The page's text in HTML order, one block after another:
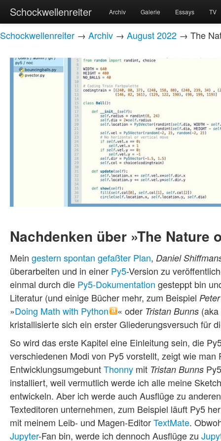
Schockwellenreiter Archiv Galerie Essays TV
Schockwellenreiter → Archiv → August 2022 → The
Nachdenken über »The
Mein gestern spontan gefaßter Plan, Daniel
überarbeiten und in einer Py5-Version zu
einmal durch die Py5-Dokumentation gesteppt bin
Literatur (und einige Bücher mehr, zum Beispiel
»Doing Math with Python « oder Tristan Bunns (aka
kristallisierte sich ein erster Gliederungsversuch für
So wird das erste Kapitel eine Einleitung sein, die
verschiedenen Modi von Py5 vorstellt, zeigt wie man
EntwicklungsumgebuntThonny mit Tristan Bunns
installiert, weil vermutlich werde ich alle meine
entwickeln. Aber ich werde auch Ausflüge zu anderen
Texteditoren unternehmen, zum Beispiel läuft Py5
mit meinem Leib- und Magen-EditorTextMate.
Jupyter-Fan bin, werde ich dennoch Ausflüge zu